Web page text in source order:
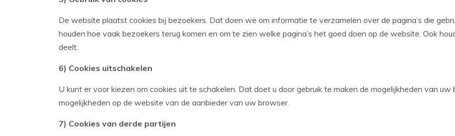
De website plaatst cookies bij bezoekers. Dat doen we om informatie te verzamelen over de pagina’s die
houden hoe vaak bezoekers terug komen en om te zien welke pagina’s het goed doen op de website. Ook
deelt.
6) Cookies uitschakelen
U kunt er voor kiezen om cookies uit te schakelen. Dat doet u door gebruik te maken de mogelijkheden van
mogelijkheden op de website van de aanbieder van uw browser.
7) Cookies van derde partijen